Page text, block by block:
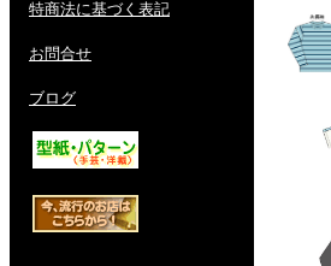
特商法に基づく表記
お問合せ
ブログ